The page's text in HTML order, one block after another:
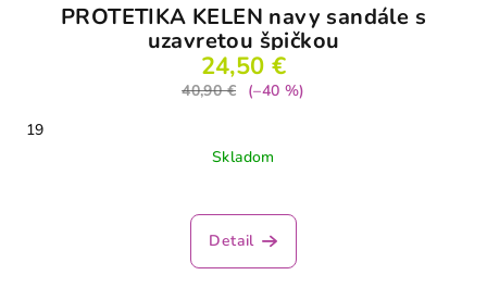
PROTETIKA KELEN navy sandále s
uzavretou špičkou
24,50 €
40,90 €
(–40 %)
19
Skladom
Detail